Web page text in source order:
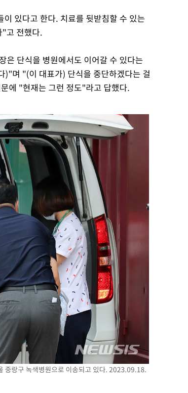
있다고 한다. 치료를 뒷받침할 수 있는
"고 전했다.
은 단식을 병원에서도 이어갈 수 있다는
)"며 "(이 대표가) 단식을 중단하겠다는 걸
에 "현재는 그런 정도"라고 답했다.
중랑구 녹색병원으로 이송되고 있다. 2023.09.18.